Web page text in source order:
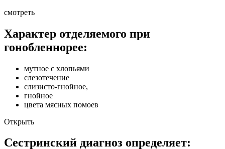
смотреть
Характер отделяемого при
гонобленнорее:
мутное с хлопьями
слезотечение
слизисто-гнойное,
гнойное
цвета мясных помоев
Открыть
Сестринский диагноз определяет: